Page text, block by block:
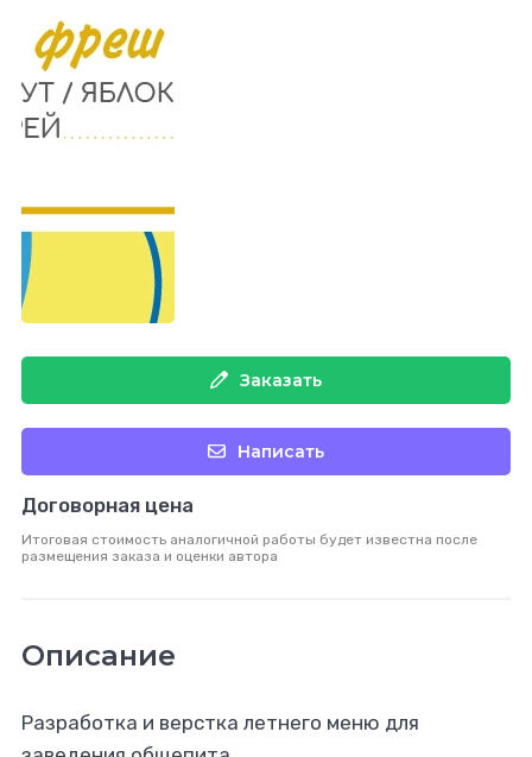
Заказать
Написать
Договорная цена
Итоговая стоимость аналогичной работы будет известна после
размещения заказа и оценки автора
Описание
Разработка и верстка летнего меню для